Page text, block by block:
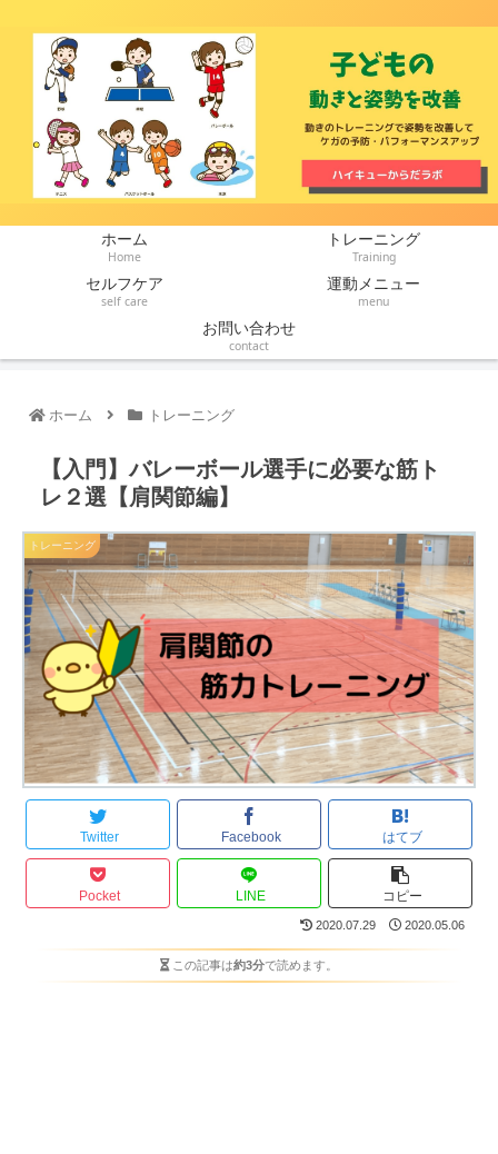
ホーム
Home
トレーニング
Training
セルフケア
self care
運動メニュー
menu
お問い合わせ
contact
ホーム トレーニング
【入門】バレーボール選手に必要な筋ト
レ２選【肩関節編】
トレーニング
Twitter Facebook はてブ
Pocket LINE コピー
2020.07.29 2020.05.06
この記事は約3分で読めます。